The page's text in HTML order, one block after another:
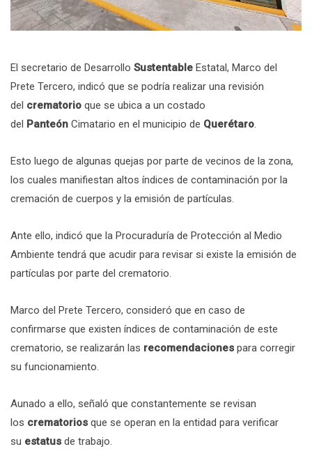
El secretario de Desarrollo Sustentable Estatal, Marco del
Prete Tercero, indicó que se podría realizar una revisión
del crematorio que se ubica a un costado
del Panteón Cimatario en el municipio de Querétaro.
Esto luego de algunas quejas por parte de vecinos de la zona,
los cuales manifiestan altos índices de contaminación por la
cremación de cuerpos y la emisión de partículas.
Ante ello, indicó que la Procuraduría de Protección al Medio
Ambiente tendrá que acudir para revisar si existe la emisión de
partículas por parte del crematorio.
Marco del Prete Tercero, consideró que en caso de
confirmarse que existen índices de contaminación de este
crematorio, se realizarán las recomendaciones para corregir
su funcionamiento.
Aunado a ello, señaló que constantemente se revisan
los crematorios que se operan en la entidad para verificar
su estatus de trabajo.